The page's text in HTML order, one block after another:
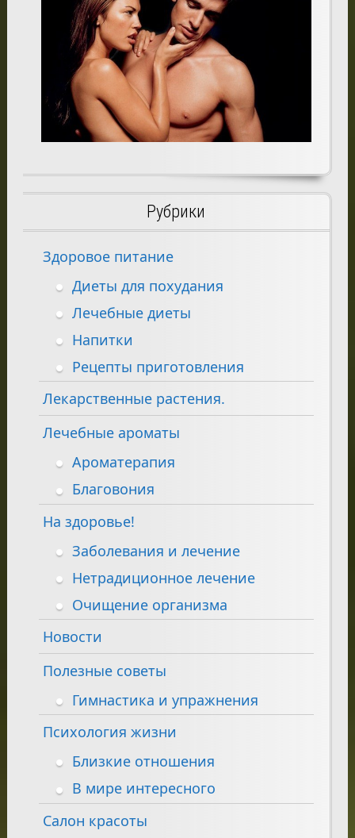
Рубрики
Здоровое питание
Диеты для похудания
Лечебные диеты
Напитки
Рецепты приготовления
Лекарственные растения.
Лечебные ароматы
Ароматерапия
Благовония
На здоровье!
Заболевания и лечение
Нетрадиционное лечение
Очищение организма
Новости
Полезные советы
Гимнастика и упражнения
Психология жизни
Близкие отношения
В мире интересного
Салон красоты